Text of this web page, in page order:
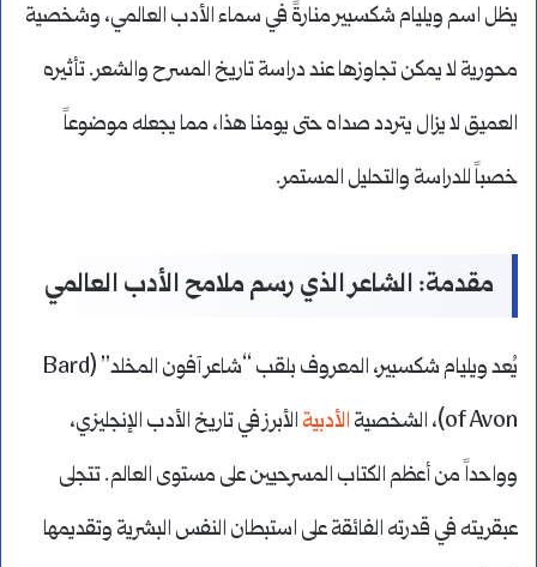
يظل اسم ويليام شكسبير منارةً في سماء الأدب العالمي، وشخصية
محورية لا يمكن تجاوزها عند دراسة تاريخ المسرح والشعر. تأثيره
العميق لا يزال يتردد صداه حتى يومنا هذا، مما يجعله موضوعاً
خصباً للدراسة والتحليل المستمر.
مقدمة: الشاعر الذي رسم ملامح الأدب العالمي
يُعد ويليام شكسبير، المعروف بلقب “شاعر آفون المخلد” (Bard
of Avon)، الشخصية
الأدبية الأبرز في تاريخ الأدب الإنجليزي،
وواحداً من أعظم الكتاب المسرحيين على مستوى العالم. تتجلى
عبقريته في قدرته الفائقة على استبطان النفس البشرية وتقديمها